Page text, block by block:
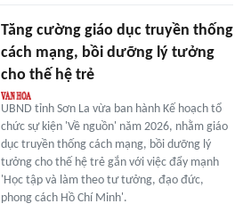
Tăng cường giáo dục truyền thống
cách mạng, bồi dưỡng lý tưởng
cho thế hệ trẻ
UBND tỉnh Sơn La vừa ban hành Kế hoạch tổ
chức sự kiện 'Về nguồn' năm 2026, nhằm giáo
dục truyền thống cách mạng, bồi dưỡng lý
tưởng cho thế hệ trẻ gắn với việc đẩy mạnh
'Học tập và làm theo tư tưởng, đạo đức,
phong cách Hồ Chí Minh'.